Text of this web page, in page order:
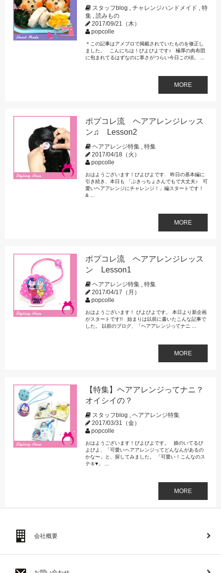
スタッフblog , チャレンジハンドメイド , 特
集, 読みもの
2017/09/21（木）
popcolle
＊この記事はアメブロで掲載されていたものを修正し
ました。 こんにちは！びよびよです♪ 極厚の肉布団
に包まれてるはずなのに寒さがつらい今日この頃。 ...
MORE
ポプコレ流 ヘアアレンジレッス
ン♫ Lesson2
ヘアアレンジ特集, 特集
2017/04/18（火）
popcolle
おはようございます！びよびよです. 昨日の基本編に
引き続き、本日も 「ぶきっちょさんでもで大丈夫♪ 可
愛いヘアアレンジにチャレンジ！」編スタートです！
& ...
MORE
ポプコレ流 ヘアアレンジレッス
ン Lesson1
ヘアアレンジ特集, 特集
2017/04/17（月）
popcolle
おはようございます！ びよびよです。 本日より新企画
がスタートです!! 始まりは以前に書いたこんな記事で
した。 以前のブログ、「ヘアアレンジってナニ ...
MORE
【特集】ヘアアレンジってナニ？
オイシイの？
スタッフblog , ヘアアレンジ特集
2017/03/31（金）
popcolle
おはようございます！びよびよです。 娘のいてるび
よびよ、「可愛いヘアアレンジってどんなんがあるの
かな〜」と、探してみました。 「可愛い！こんなのス
テキ♥」 ...
MORE
会社概要